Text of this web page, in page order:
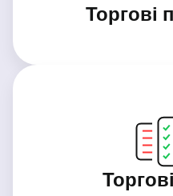
Торгові